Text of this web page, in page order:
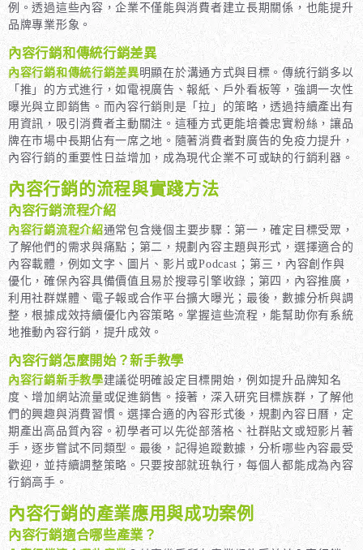
例。透過這些內容，企業不僅能與消費者建立長期關係，也能提升
品牌專業形象。
內容行銷和傳統行銷差異
內容行銷和傳統行銷差異明顯在於溝通方式與目標。傳統行銷多以
「推」的方式進行，如電視廣告、報紙、戶外看板等，強調一次性
曝光與立即銷售。而內容行銷則是「拉」的策略，透過持續產出有
用資訊，吸引消費者主動關注。這種方式更能培養忠實粉絲，讓品
牌在市場中長期佔有一席之地。隨著消費者對廣告的免疫力提升，
內容行銷的重要性日益增加，成為現代企業不可或缺的行銷利器。
內容行銷的流程與實踐方法
內容行銷流程介紹
內容行銷流程介紹通常包含幾個主要步驟：第一，確定目標受眾，
了解他們的需求與痛點；第二，規劃內容主題與形式，選擇適合的
內容載體，例如文字、圖片、影片或Podcast；第三，內容創作與
優化，確保內容具備價值且易於搜尋引擎收錄；第四，內容推廣，
利用社群媒體、電子報或合作平台擴大曝光；最後，數據分析與調
整，根據成效持續優化內容策略。掌握這些流程，能幫助你有系統
地推動內容行銷，提升成效。
內容行銷怎麼開始？新手教學
內容行銷新手教學建議從明確設定目標開始，例如提升品牌知名
度、增加網站流量或促進銷售。接著，深入研究目標族群，了解他
們的興趣與消費習慣。選擇合適的內容形式後，規劃內容日曆，定
期產出高品質內容。初學者可以先從部落格、社群貼文或短影片著
手，逐步嘗試不同類型。最後，記得追蹤數據，分析哪些內容最受
歡迎，並持續調整策略。只要按部就班執行，每個人都能成為內容
行銷高手。
內容行銷的產業應用與成功案例
內容行銷適合哪些產業？